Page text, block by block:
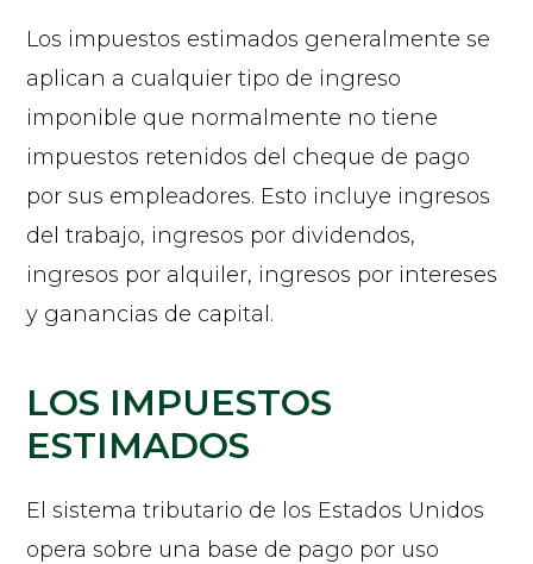
Los impuestos estimados generalmente se
aplican a cualquier tipo de ingreso
imponible que normalmente no tiene
impuestos retenidos del cheque de pago
por sus empleadores. Esto incluye ingresos
del trabajo, ingresos por dividendos,
ingresos por alquiler, ingresos por intereses
y ganancias de capital.
LOS IMPUESTOS
ESTIMADOS
El sistema tributario de los Estados Unidos
opera sobre una base de pago por uso